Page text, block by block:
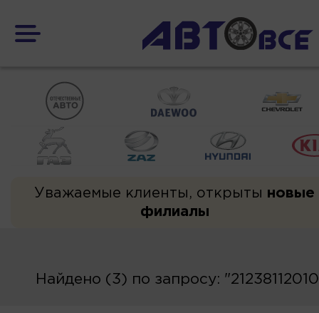
Уважаемые клиенты, открыты новые
филиалы
Найдено (3) по запросу: